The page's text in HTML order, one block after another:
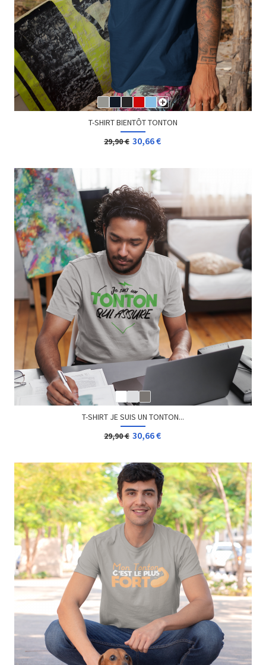
T-SHIRT BIENTÔT TONTON
29,90 € 30,66 €
T-SHIRT JE SUIS UN TONTON...
29,90 € 30,66 €